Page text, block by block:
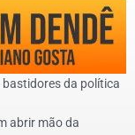
da política
abrir mão da